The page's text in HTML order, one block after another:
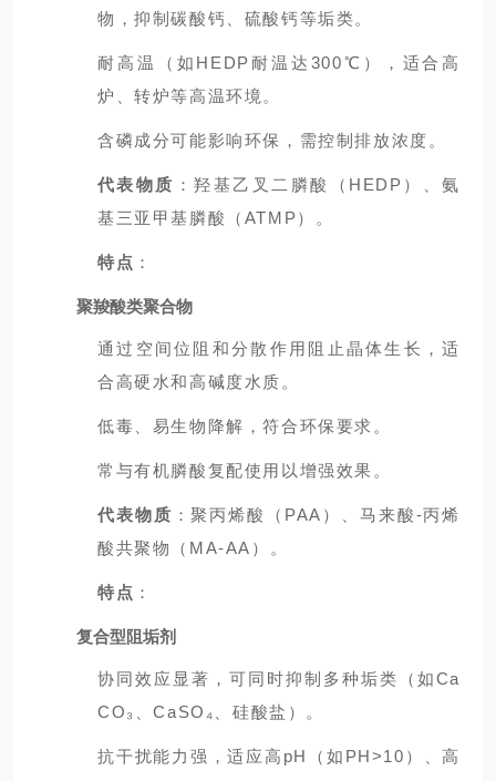
物，抑制碳酸钙、硫酸钙等垢类。
耐高温（如HEDP耐温达300℃），适合高
炉、转炉等高温环境。
含磷成分可能影响环保，需控制排放浓度。
代表物质 ：羟基乙叉二膦酸（HEDP）、氨
基三亚甲基膦酸（ATMP）。
特点 ：
聚羧酸类聚合物
通过空间位阻和分散作用阻止晶体生长，适
合高硬水和高碱度水质。
低毒、易生物降解，符合环保要求。
常与有机膦酸复配使用以增强效果。
代表物质 ：聚丙烯酸（PAA）、马来酸-丙烯
酸共聚物（MA-AA）。
特点 ：
复合型阻垢剂
协同效应显著，可同时抑制多种垢类（如Ca
CO₃、CaSO₄、硅酸盐）。
抗干扰能力强，适应高pH（如PH>10）、高